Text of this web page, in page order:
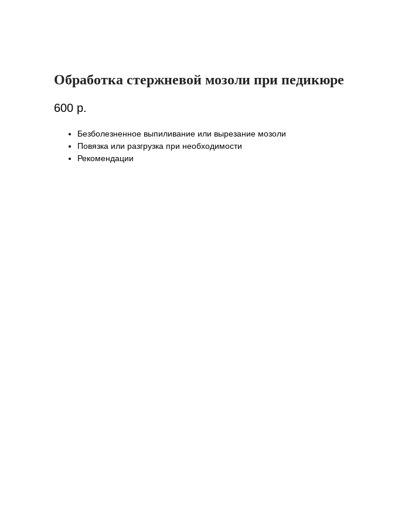
Обработка стержневой мозоли при педикюре
600 р.
Безболезненное выпиливание или вырезание мозоли
Повязка или разгрузка при необходимости
Рекомендации